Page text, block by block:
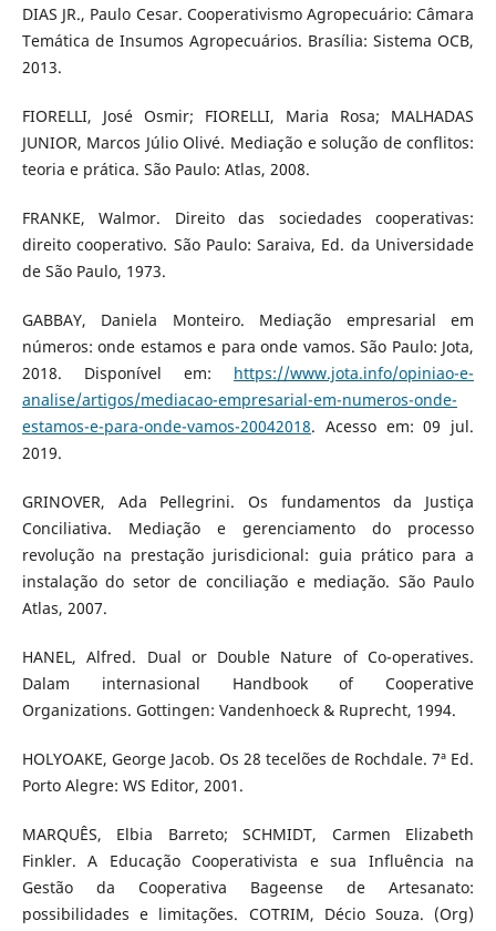
DIAS JR., Paulo Cesar. Cooperativismo Agropecuário: Câmara
Temática de Insumos Agropecuários. Brasília: Sistema OCB,
2013.
FIORELLI, José Osmir; FIORELLI, Maria Rosa; MALHADAS
JUNIOR, Marcos Júlio Olivé. Mediação e solução de conflitos:
teoria e prática. São Paulo: Atlas, 2008.
FRANKE, Walmor. Direito das sociedades cooperativas:
direito cooperativo. São Paulo: Saraiva, Ed. da Universidade
de São Paulo, 1973.
GABBAY, Daniela Monteiro. Mediação empresarial em
números: onde estamos e para onde vamos. São Paulo: Jota,
2018. Disponível em: https://www.jota.info/opiniao-e-
analise/artigos/mediacao-empresarial-em-numeros-onde-
estamos-e-para-onde-vamos-20042018. Acesso em: 09 jul.
2019.
GRINOVER, Ada Pellegrini. Os fundamentos da Justiça
Conciliativa. Mediação e gerenciamento do processo
revolução na prestação jurisdicional: guia prático para a
instalação do setor de conciliação e mediação. São Paulo
Atlas, 2007.
HANEL, Alfred. Dual or Double Nature of Co-operatives.
Dalam internasional Handbook of Cooperative
Organizations. Gottingen: Vandenhoeck & Ruprecht, 1994.
HOLYOAKE, George Jacob. Os 28 tecelões de Rochdale. 7ª Ed.
Porto Alegre: WS Editor, 2001.
MARQUÊS, Elbia Barreto; SCHMIDT, Carmen Elizabeth
Finkler. A Educação Cooperativista e sua Influência na
Gestão da Cooperativa Bageense de Artesanato:
possibilidades e limitações. COTRIM, Décio Souza. (Org)